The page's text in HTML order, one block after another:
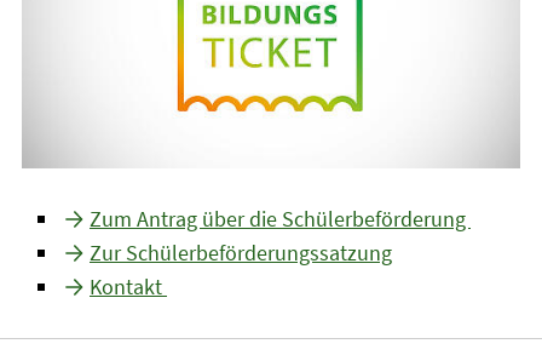
Zum Antrag über die Schülerbeförderung
Zur Schülerbeförderungssatzung
Kontakt